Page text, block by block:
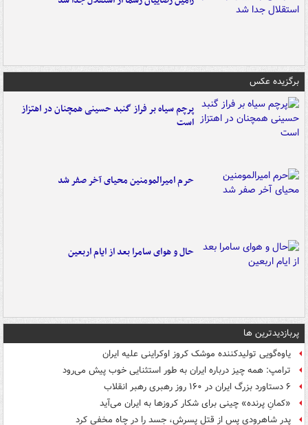
برگزیده عکس
پرچم سیاه بر فراز گنبد حسینی همچنان در اهتزاز
است
حرم امیرالمومنین محیای آخر صفر شد
حال و هوای سامرا بعد از ایام اربعین
پربازدیدترین ها
یاوه‌گویی تولیدکننده موشک کروز اوکراینی علیه ایران
ترامپ: همه چیز درباره ایران به طور استثنایی خوب پیش می‌رود
۶ دستاورد بزرگ ایران در ۱۶۰ روز رهبری رهبر انقلاب
«کمانِ پرنده» چینی برای شکار کروزها به ایران می‌آید
پدر شاهرودی پس از قتل پسرش، جسد را در چاه مخفی کرد